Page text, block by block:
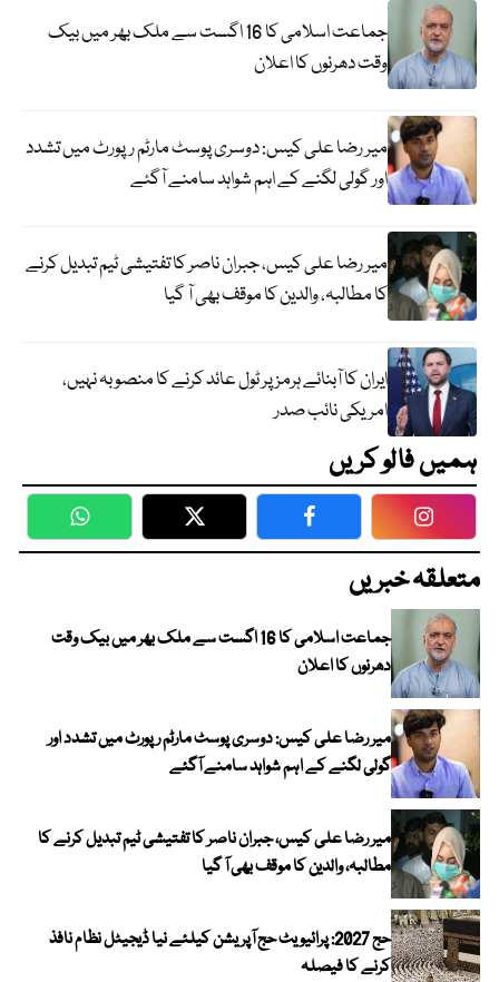
جماعت اسلامی کا 16 اگست سے ملک بھر میں بیک
وقت دھرنوں کا اعلان
میر رضا علی کیس: دوسری پوسٹ مارٹم رپورٹ میں تشدد
اور گولی لگنے کے اہم شواہد سامنے آگئے
میر رضا علی کیس، جبران ناصر کا تفتیشی ٹیم تبدیل کرنے
کا مطالبہ، والدین کا موقف بھی آ گیا
ایران کا آبنائے ہرمز پر ٹول عائد کرنے کا منصوبہ نہیں،
امریکی نائب صدر
ہمیں فالو کریں
WhatsApp Twitter Facebook
متعلقہ خبریں
جماعت اسلامی کا 16 اگست سے ملک بھر میں بیک وقت
دھرنوں کا اعلان
میر رضا علی کیس: دوسری پوسٹ مارٹم رپورٹ میں تشدد اور
گولی لگنے کے اہم شواہد سامنے آگئے
میر رضا علی کیس، جبران ناصر کا تفتیشی ٹیم تبدیل کرنے کا
مطالبہ، والدین کا موقف بھی آ گیا
حج 2027: پرائیویٹ حج آپریشن کیلئے نیا ڈیجیٹل نظام نافذ
کرنے کا فیصلہ